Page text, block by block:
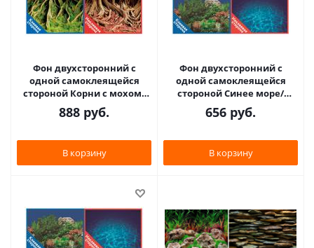
Фон двухсторонний с
одной самоклеящейся
стороной Корни с мохом/
Корни с листьями 50x100см
8009/8010+
888 руб.
В корзину
Фон двухсторонний с
одной самоклеящейся
стороной Синее море/
Растительный пейзаж
50x100см 9063+/9071
656 руб.
В корзину